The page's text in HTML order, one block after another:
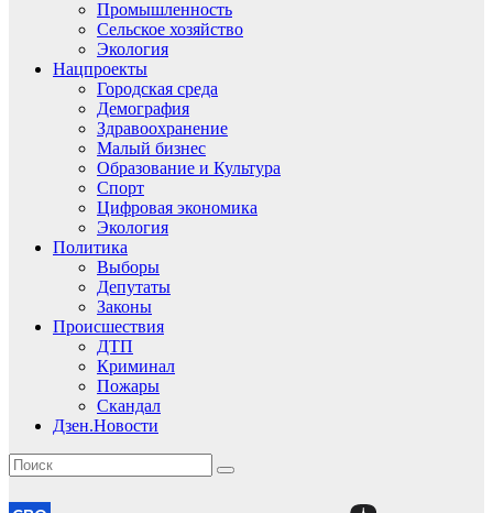
Промышленность
Сельское хозяйство
Экология
Нацпроекты
Городская среда
Демография
Здравоохранение
Малый бизнес
Образование и Культура
Спорт
Цифровая экономика
Экология
Политика
Выборы
Депутаты
Законы
Происшествия
ДТП
Криминал
Пожары
Скандал
Дзен.Новости